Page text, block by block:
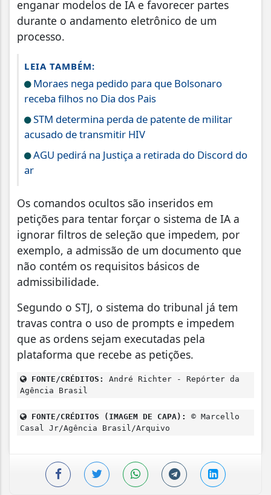
enganar modelos de IA e favorecer partes
durante o andamento eletrônico de um
processo.
LEIA TAMBÉM:
Moraes nega pedido para que Bolsonaro
receba filhos no Dia dos Pais
STM determina perda de patente de militar
acusado de transmitir HIV
AGU pedirá na Justiça a retirada do Discord do
ar
Os comandos ocultos são inseridos em
petições para tentar forçar o sistema de IA a
ignorar filtros de seleção que impedem, por
exemplo, a admissão de um documento que
não contém os requisitos básicos de
admissibilidade.
Segundo o STJ, o sistema do tribunal já tem
travas contra o uso de prompts e impedem
que as ordens sejam executadas pela
plataforma que recebe as petições.
FONTE/CRÉDITOS:
André Richter - Repórter da
Agência Brasil
FONTE/CRÉDITOS (IMAGEM DE CAPA):
© Marcello
Casal Jr/Agência Brasil/Arquivo